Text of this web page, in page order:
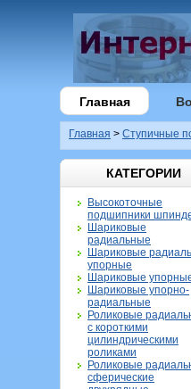
Главная
Главная > Ступичные
КАТЕГОРИИ
Высокоточные
подшипники
Шариковые
радиальные
Шариковые
упорные
Шариковые
Шариковые упорно-
радиальные
Роликовые
с короткими
цилиндрическими
роликами
Роликовые
сферические